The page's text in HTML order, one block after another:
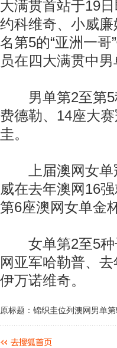
大满贯首站于19
约科维奇、小威
名第5的“亚洲一
员在四大满贯中男
男单第2至第5
费德勒、14座大
圭。
上届澳网女单
威在去年澳网16
第6座澳网女单金
女单第2至5种
网亚军哈勒普、
伊万诺维奇。
原标题：锦织圭位列澳网男单